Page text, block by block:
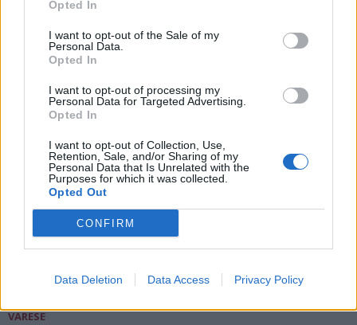
Opted In
I want to opt-out of the Sale of my
Personal Data.
Opted In
I want to opt-out of processing my
Personal Data for Targeted Advertising.
Opted In
I want to opt-out of Collection, Use,
Retention, Sale, and/or Sharing of my
Personal Data that Is Unrelated with the
Purposes for which it was collected.
Opted Out
CONFIRM
Data Deletion Data Access Privacy Policy
ALTRE NOTIZIE DI VARESE
VARESE